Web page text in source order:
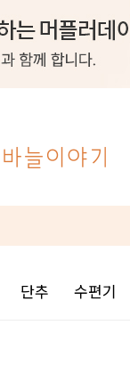
단추 수편기